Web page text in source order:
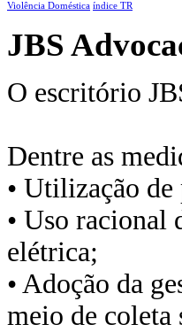
Violência Doméstica índice TR
JBS
O escritório
Dentre as
• Utilização
• Uso racional
elétrica;
• Adoção da
meio de coleta